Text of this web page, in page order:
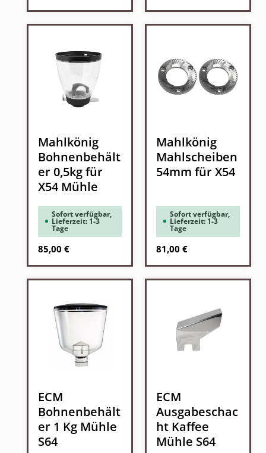
Mahlkönig
Bohnenbehält
er 0,5kg für
X54 Mühle
Sofort verfügbar,
Lieferzeit: 1-3
Tage
Regulärer Preis:
85,00 €
Mahlkönig
Mahlscheiben
54mm für X54
Sofort verfügbar,
Lieferzeit: 1-3
Tage
Regulärer Preis:
81,00 €
ECM
Bohnenbehält
er 1 Kg Mühle
S64
ECM
Ausgabeschac
ht Kaffee
Mühle S64